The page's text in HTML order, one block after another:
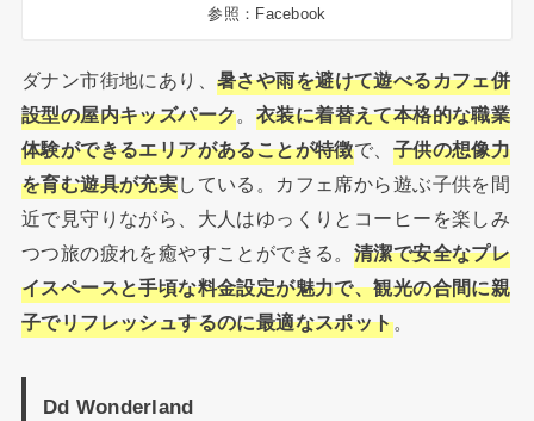
参照：Facebook
ダナン市街地にあり、暑さや雨を避けて遊べるカフェ併
設型の屋内キッズパーク。 衣装に着替えて本格的な職業
体験ができるエリアがあることが特徴で、 子供の想像力
を育む遊具が充実している。カフェ席から遊ぶ子供を間
近で見守りながら、大人はゆっくりとコーヒーを楽しみ
つつ旅の疲れを癒やすことができる。 清潔で安全なプレ
イスペースと手頃な料金設定が魅力で、観光の合間に親
子でリフレッシュするのに最適なスポット。
Dd Wonderland